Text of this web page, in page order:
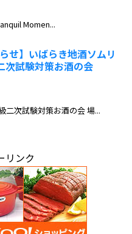
Momen...
らせ】いばらき地酒ソムリ
次試験対策お酒の会
二次試験対策お酒の会 場...
リンク